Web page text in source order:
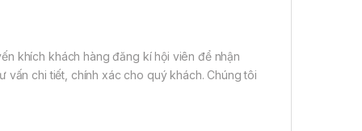
khích khách hàng đăng kí hội viên để nhận
chi tiết, chính xác cho quý khách. Chúng tôi